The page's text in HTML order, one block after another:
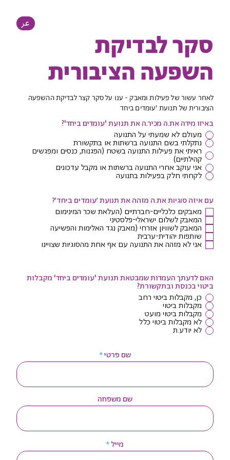
عر
סקר לבדיקת
השפעה הציבורית
לאחר עשור של פעילות ומאבק - ענו על סקר קצר לבדיקת ההשפעה
הציבורית של תנועת 'עומדים ביחד
באיזו מידה את.ה מכיר.ה את תנועת 'עומדים ביחד'?
מעולם לא שמעתי על התנועה
נתקלתי בשם התנועה ברשתות או בתקשורת
ראיתי את פעילות התנועה בשטח (הפגנות, כנסים ומפגשים
קהילתיים)
אני עוקב אחרי התנועה ברשתות או מקבל עדכונים
לקחתי חלק בפעילות בתנועה
עם איזה סוגיות את.ה מזהה את תנועת 'עומדים ביחד'?
מאבקים כלכליים-חברתיים (העלאת שכר המינימום
המאבק לשלום ישראלי-פלסטיני
המאבק לשוויון אזרחי (מאבק נגד האלימות והפשיעה
שותפות יהודית-ערבית
אני לא מזהה את התנועה עם אף אחת מהסוגיות שצויינו
האם לדעתך העמדות שמבטאת תנועת 'עומדים ביחד' מקבלות
ביטוי בכנסת ובתקשורת?
כן, מקבלות ביטוי רחב
מקבלות ביטוי
מקבלות ביטוי מועט
לא מקבלות ביטוי כלל
לא יודע.ת
שם פרטי
שם משפחה
מייל